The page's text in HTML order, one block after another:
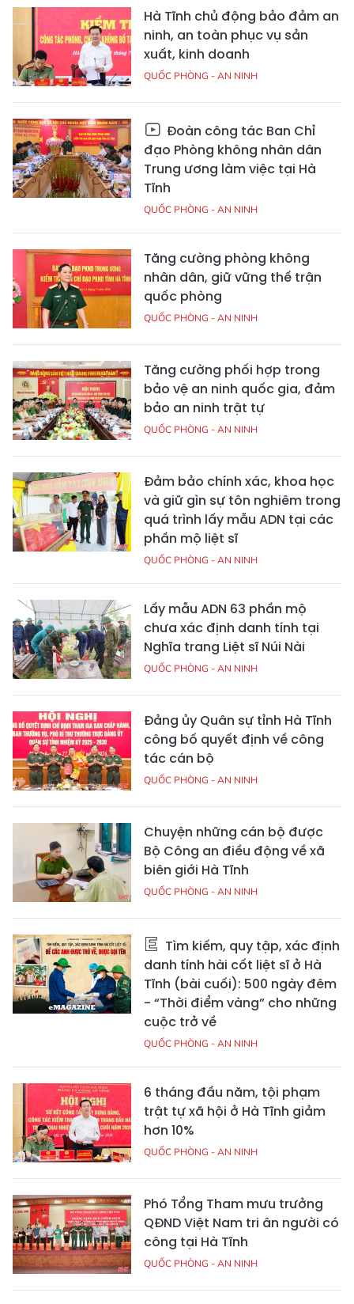
Hà Tĩnh chủ động bảo đảm an
ninh, an toàn phục vụ sản
xuất, kinh doanh
QUỐC PHÒNG - AN NINH
Đoàn công tác Ban Chỉ
đạo Phòng không nhân dân
Trung ương làm việc tại Hà
Tĩnh
QUỐC PHÒNG - AN NINH
Tăng cường phòng không
nhân dân, giữ vững thế trận
quốc phòng
QUỐC PHÒNG - AN NINH
Tăng cường phối hợp trong
bảo vệ an ninh quốc gia, đảm
bảo an ninh trật tự
QUỐC PHÒNG - AN NINH
Đảm bảo chính xác, khoa học
và giữ gìn sự tôn nghiêm trong
quá trình lấy mẫu ADN tại các
phần mộ liệt sĩ
QUỐC PHÒNG - AN NINH
Lấy mẫu ADN 63 phần mộ
chưa xác định danh tính tại
Nghĩa trang Liệt sĩ Núi Nài
QUỐC PHÒNG - AN NINH
Đảng ủy Quân sự tỉnh Hà Tĩnh
công bố quyết định về công
tác cán bộ
QUỐC PHÒNG - AN NINH
Chuyện những cán bộ được
Bộ Công an điều động về xã
biên giới Hà Tĩnh
QUỐC PHÒNG - AN NINH
Tìm kiếm, quy tập, xác định
danh tính hài cốt liệt sĩ ở Hà
Tĩnh (bài cuối): 500 ngày đêm
- “Thời điểm vàng” cho những
cuộc trở về
QUỐC PHÒNG - AN NINH
6 tháng đầu năm, tội phạm
trật tự xã hội ở Hà Tĩnh giảm
hơn 10%
QUỐC PHÒNG - AN NINH
Phó Tổng Tham mưu trưởng
QĐND Việt Nam tri ân người có
công tại Hà Tĩnh
QUỐC PHÒNG - AN NINH